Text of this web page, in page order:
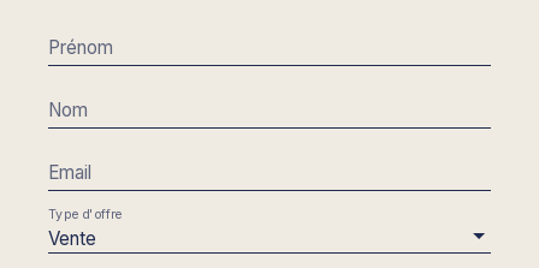
Sébastien Couvelaire, votre agent, au
RSAC de Lyon sous le numéro 801 435 702.
Prénom
Nom
Email
Vente
Type d'offre